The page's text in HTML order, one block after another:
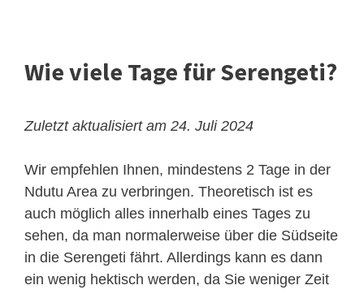
Wie viele Tage für Serengeti?
Zuletzt aktualisiert am 24. Juli 2024
Wir empfehlen Ihnen, mindestens 2 Tage in der
Ndutu Area zu verbringen. Theoretisch ist es
auch möglich alles innerhalb eines Tages zu
sehen, da man normalerweise über die Südseite
in die Serengeti fährt. Allerdings kann es dann
ein wenig hektisch werden, da Sie weniger Zeit